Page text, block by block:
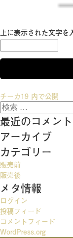
上に表示された文字を
投
稿
ナ
ビ
ゲ
ー
シ
ョ
ン
チーカ19 内で公開
検
索:
最近のコメント
アーカイブ
カテゴリー
販売前
販売後
メタ情報
ログイン
投稿フィード
コメントフィード
WordPress.org